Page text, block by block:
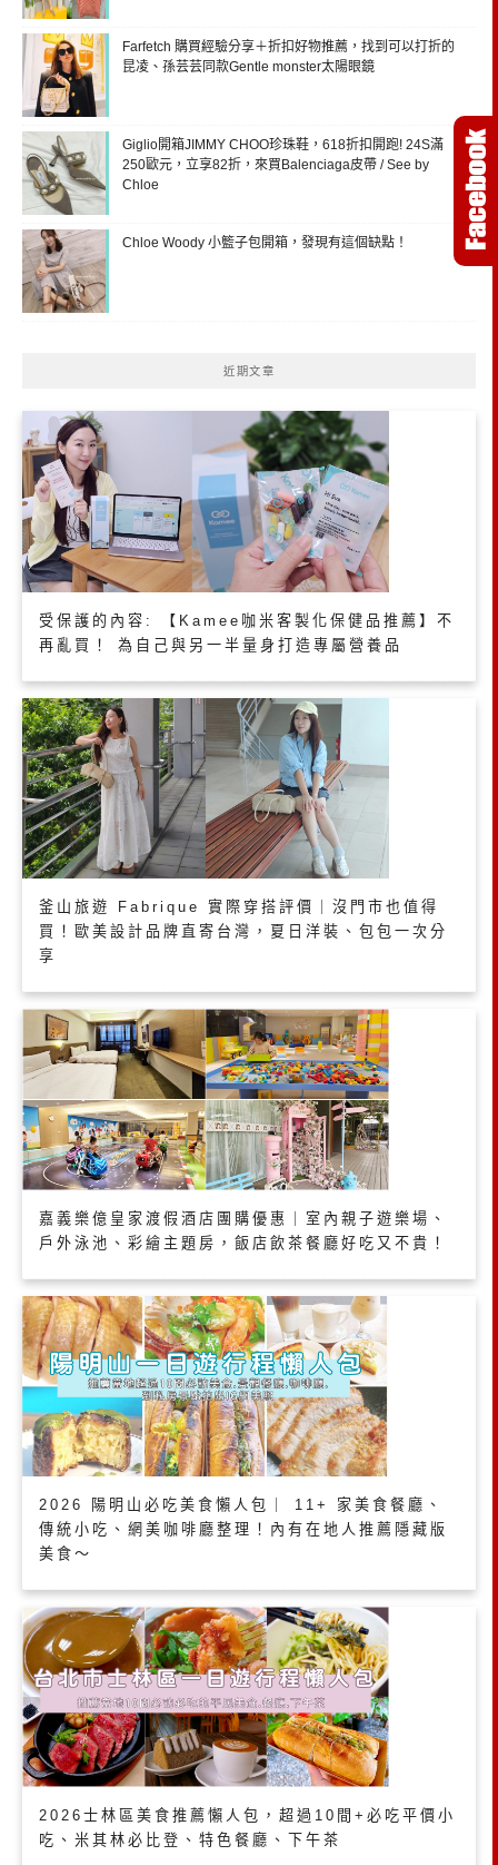
Farfetch 購買經驗分享＋折扣好物推薦，找到可以打折的
昆凌、孫芸芸同款Gentle monster太陽眼鏡
Giglio開箱JIMMY CHOO珍珠鞋，618折扣開跑! 24S滿
250歐元，立享82折，來買Balenciaga皮帶 / See by
Chloe
Chloe Woody 小籃子包開箱，發現有這個缺點！
近期文章
受保護的內容: 【Kamee咖米客製化保健品推薦】不
再亂買！ 為自己與另一半量身打造專屬營養品
釜山旅遊 Fabrique 實際穿搭評價｜沒門市也值得
買！歐美設計品牌直寄台灣，夏日洋裝、包包一次分
享
嘉義樂億皇家渡假酒店團購優惠｜室內親子遊樂場、
戶外泳池、彩繪主題房，飯店飲茶餐廳好吃又不貴！
2026 陽明山必吃美食懶人包｜ 11+ 家美食餐廳、
傳統小吃、網美咖啡廳整理！內有在地人推薦隱藏版
美食～
2026士林區美食推薦懶人包，超過10間+必吃平價小
吃、米其林必比登、特色餐廳、下午茶